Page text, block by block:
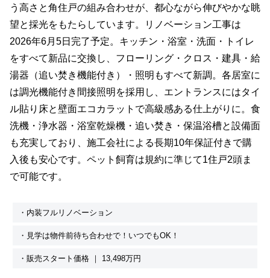
う高さと角住戸の組み合わせが、都心ながら伸びやかな眺
望と採光をもたらしています。リノベーション工事は
2026年6月5日完了予定。キッチン・浴室・洗面・トイレ
をすべて新品に交換し、フローリング・クロス・建具・給
湯器（追い焚き機能付き）・照明もすべて新調。各居室に
は調光機能付き間接照明を採用し、エントランスにはタイ
ル貼り床と壁面エコカラットで高級感ある仕上がりに。食
洗機・浄水器・浴室乾燥機・追い焚き・保温浴槽と設備面
も充実しており、施工会社による長期10年保証付きで購
入後も安心です。ペット飼育は規約に準じて1住戸2頭ま
で可能です。
・内装フルリノベーション
・見学は物件前待ち合わせで！いつでもOK！
・販売スタート価格 ｜ 13,498万円